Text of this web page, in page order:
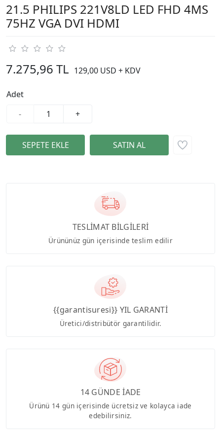
21.5 PHILIPS 221V8LD LED FHD 4MS
75HZ VGA DVI HDMI
7.275,96 TL 129,00 USD + KDV
Adet
-
+
TESLİMAT BİLGİLERİ
Ürününüz gün içerisinde teslim edilir
{{garantisuresi}} YIL GARANTİ
Üretici/distribütör garantilidir.
14 GÜNDE İADE
Ürünü 14 gün içerisinde ücretsiz ve kolayca iade
edebilirsiniz.